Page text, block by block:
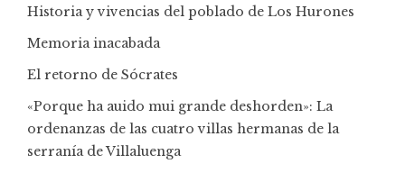
Historia y vivencias del poblado de Los Hurones
Memoria inacabada
El retorno de Sócrates
«Porque ha auido mui grande deshorden»: La
ordenanzas de las cuatro villas hermanas de la
serranía de Villaluenga